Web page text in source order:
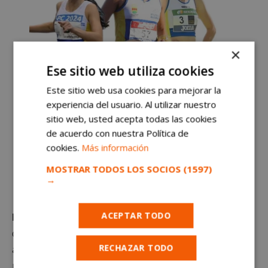
Eva Cuenca
no ha sido la única representante
del
Atletismo Alcorcónen el Campeonato de España
absoluto de Short Track. A destacar también el quinto
×
Ese sitio web utiliza cookies
Este sitio web usa cookies para mejorar la
experiencia del usuario. Al utilizar nuestro
sitio web, usted acepta todas las cookies
de acuerdo con nuestra Política de
cookies. Más información
MOSTRAR TODOS LOS SOCIOS (1597)
→
ACEPTAR TODO
RECHAZAR TODO